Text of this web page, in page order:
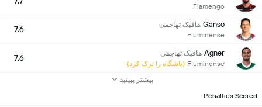
Flamengo
Ganso هافبک تهاجمی
Fluminense
7.6
Agner هافبک تهاجمی
Fluminense (باشگاه را ترک کرد)
7.6
بیشتر ببینید
Penalties Scored